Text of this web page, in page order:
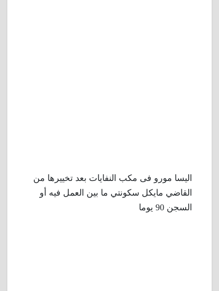
اليسا مورو فى مكب النفايات بعد تخييرها من
القاضي مايكل سكونتي ما بين العمل فيه أو
السجن 90 يوما